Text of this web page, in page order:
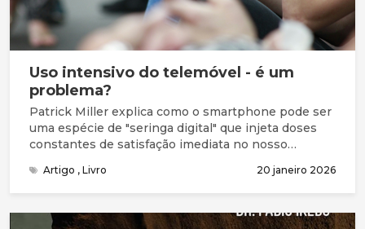
Uso intensivo do telemóvel - é um
problema?
Patrick Miller explica como o smartphone pode ser
uma espécie de "seringa digital" que injeta doses
constantes de satisfação imediata no nosso
Artigo , Livro 20 janeiro 2026